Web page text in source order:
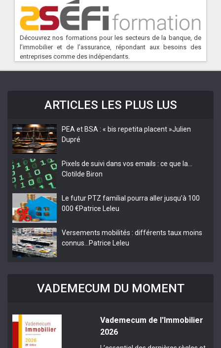
Découvrez nos formations pour les secteurs de la banque, de
l’immobilier et de l’assurance, répondant aux besoins des
entreprises comme des indépendants.
ARTICLES LES PLUS LUS
PEA et BSA : « bis repetita placent »Julien
Dupré
Pixels de suivi dans vos emails : ce que la…
Clotilde Biron
Le futur PTZ familial pourra aller jusqu’à 100
000 €Patrice Leleu
Versements mobilités : différents taux moins
connus…
Patrice Leleu
VADEMECUM DU MOMENT
Vademecum de l'Immobilier
2026